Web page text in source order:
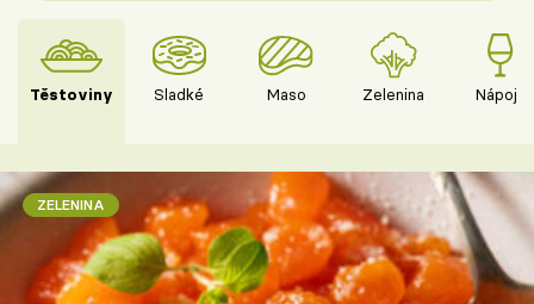
Těstoviny Sladké Maso Zelenina Nápoje
ZELENINA